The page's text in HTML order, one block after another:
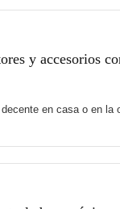
y accesorios
en casa o en